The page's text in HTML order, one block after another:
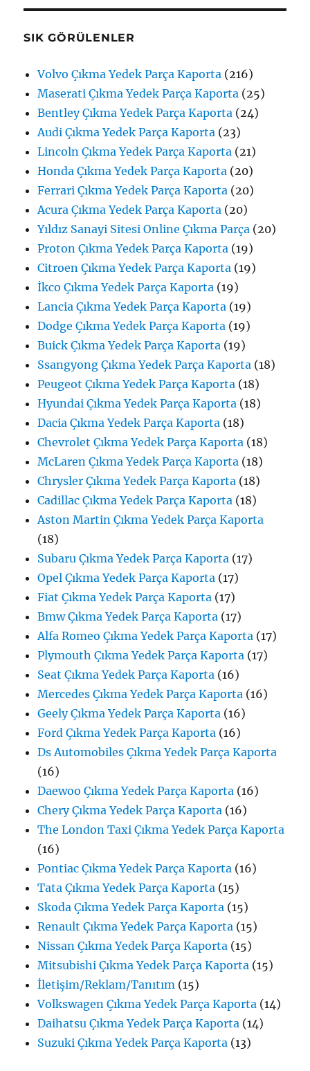
SIK GÖRÜLENLER
Volvo Çıkma Yedek Parça Kaporta (216)
Maserati Çıkma Yedek Parça Kaporta (25)
Bentley Çıkma Yedek Parça Kaporta (24)
Audi Çıkma Yedek Parça Kaporta (23)
Lincoln Çıkma Yedek Parça Kaporta (21)
Honda Çıkma Yedek Parça Kaporta (20)
Ferrari Çıkma Yedek Parça Kaporta (20)
Acura Çıkma Yedek Parça Kaporta (20)
Yıldız Sanayi Sitesi Online Çıkma Parça (20)
Proton Çıkma Yedek Parça Kaporta (19)
Citroen Çıkma Yedek Parça Kaporta (19)
İkco Çıkma Yedek Parça Kaporta (19)
Lancia Çıkma Yedek Parça Kaporta (19)
Dodge Çıkma Yedek Parça Kaporta (19)
Buick Çıkma Yedek Parça Kaporta (19)
Ssangyong Çıkma Yedek Parça Kaporta (18)
Peugeot Çıkma Yedek Parça Kaporta (18)
Hyundai Çıkma Yedek Parça Kaporta (18)
Dacia Çıkma Yedek Parça Kaporta (18)
Chevrolet Çıkma Yedek Parça Kaporta (18)
McLaren Çıkma Yedek Parça Kaporta (18)
Chrysler Çıkma Yedek Parça Kaporta (18)
Cadillac Çıkma Yedek Parça Kaporta (18)
Aston Martin Çıkma Yedek Parça Kaporta
(18)
Subaru Çıkma Yedek Parça Kaporta (17)
Opel Çıkma Yedek Parça Kaporta (17)
Fiat Çıkma Yedek Parça Kaporta (17)
Bmw Çıkma Yedek Parça Kaporta (17)
Alfa Romeo Çıkma Yedek Parça Kaporta (17)
Plymouth Çıkma Yedek Parça Kaporta (17)
Seat Çıkma Yedek Parça Kaporta (16)
Mercedes Çıkma Yedek Parça Kaporta (16)
Geely Çıkma Yedek Parça Kaporta (16)
Ford Çıkma Yedek Parça Kaporta (16)
Ds Automobiles Çıkma Yedek Parça Kaporta
(16)
Daewoo Çıkma Yedek Parça Kaporta (16)
Chery Çıkma Yedek Parça Kaporta (16)
The London Taxi Çıkma Yedek Parça Kaporta
(16)
Pontiac Çıkma Yedek Parça Kaporta (16)
Tata Çıkma Yedek Parça Kaporta (15)
Skoda Çıkma Yedek Parça Kaporta (15)
Renault Çıkma Yedek Parça Kaporta (15)
Nissan Çıkma Yedek Parça Kaporta (15)
Mitsubishi Çıkma Yedek Parça Kaporta (15)
İletişim/Reklam/Tanıtım (15)
Volkswagen Çıkma Yedek Parça Kaporta (14)
Daihatsu Çıkma Yedek Parça Kaporta (14)
Suzuki Çıkma Yedek Parça Kaporta (13)